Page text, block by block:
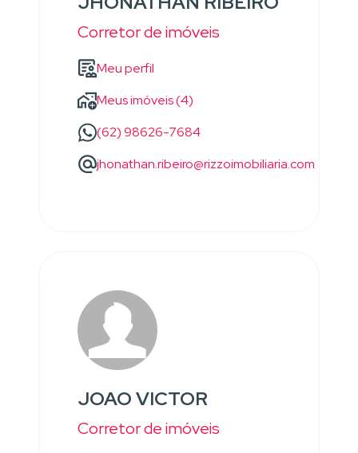
Corretor de imóveis
Meu perfil
Meus imóveis (4)
(62) 98626-7684
jhonathan.ribeiro@rizzoimobiliaria.com
JOAO VICTOR
Corretor de imóveis